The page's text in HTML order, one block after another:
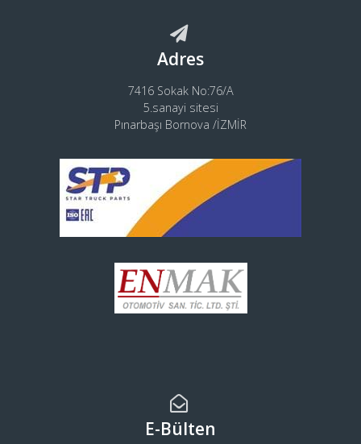
Adres
7416 Sokak No:76/A
5.sanayi sitesi
Pınarbaşı Bornova /İZMİR
E-Bülten